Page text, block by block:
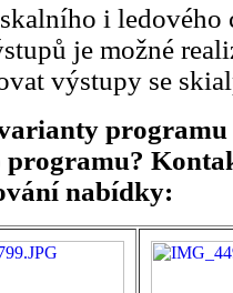
i ledového
je možné
výstupy se
programu
nabídky: